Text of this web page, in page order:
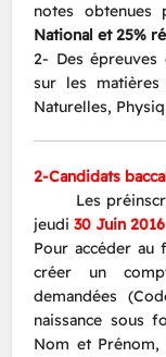
notes obtenues
National et 25%
2- Des épreuves
sur les matières
Naturelles,
2-Candidats
Les
jeudi30 Juin 2016
Pour accéder au
créer un
demandées
naissance sous
Nom et